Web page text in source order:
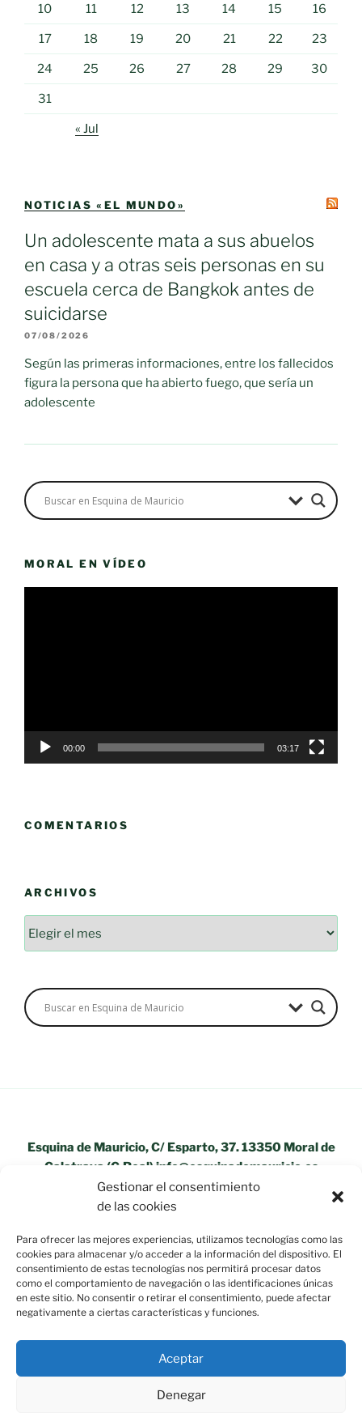
Gestionar el consentimiento
de las cookies
Para ofrecer las mejores experiencias, utilizamos tecnologías como las
cookies para almacenar y/o acceder a la información del dispositivo. El
consentimiento de estas tecnologías nos permitirá procesar datos
como el comportamiento de navegación o las identificaciones únicas
en este sitio. No consentir o retirar el consentimiento, puede afectar
negativamente a ciertas características y funciones.
Aceptar
Denegar
10 11 12 13 14 15 16
17 18 19 20 21 22 23
24 25 26 27 28 29 30
31
« Jul
NOTICIAS «EL MUNDO»
Un adolescente mata a sus abuelos
en casa y a otras seis personas en su
escuela cerca de Bangkok antes de
suicidarse
07/08/2026
Según las primeras informaciones, entre los fallecidos
figura la persona que ha abierto fuego, que sería un
adolescente
MORAL EN VÍDEO
00:00 03:17
COMENTARIOS
ARCHIVOS
Esquina de Mauricio, C/ Esparto, 37. 13350 Moral de
Calatrava (C.Real) info@esquinademauricio.es
«Aviso Legal»